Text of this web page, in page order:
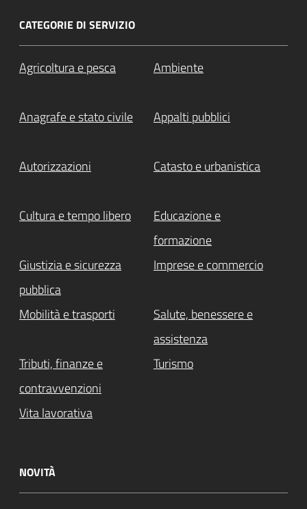
CATEGORIE DI SERVIZIO
Agricoltura e pesca Ambiente
Anagrafe e stato civile Appalti pubblici
Autorizzazioni Catasto e urbanistica
Cultura e tempo libero
Educazione e
formazione
Giustizia e sicurezza
pubblica
Imprese e commercio
Mobilità e trasporti
Salute, benessere e
assistenza
Tributi, finanze e
contravvenzioni
Turismo
Vita lavorativa
NOVITÀ